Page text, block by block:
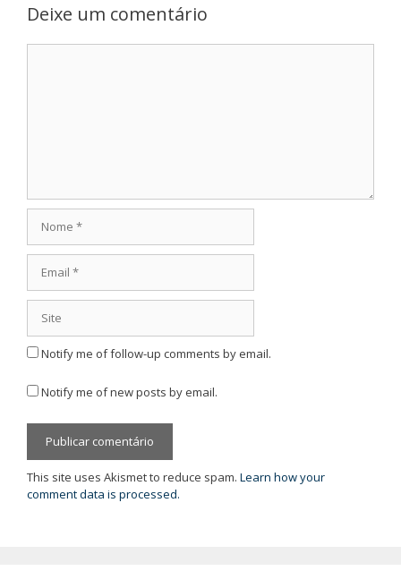
Deixe um comentário
Notify me of follow-up comments by email.
Notify me of new posts by email.
This site uses Akismet to reduce spam. Learn how your
comment data is processed.